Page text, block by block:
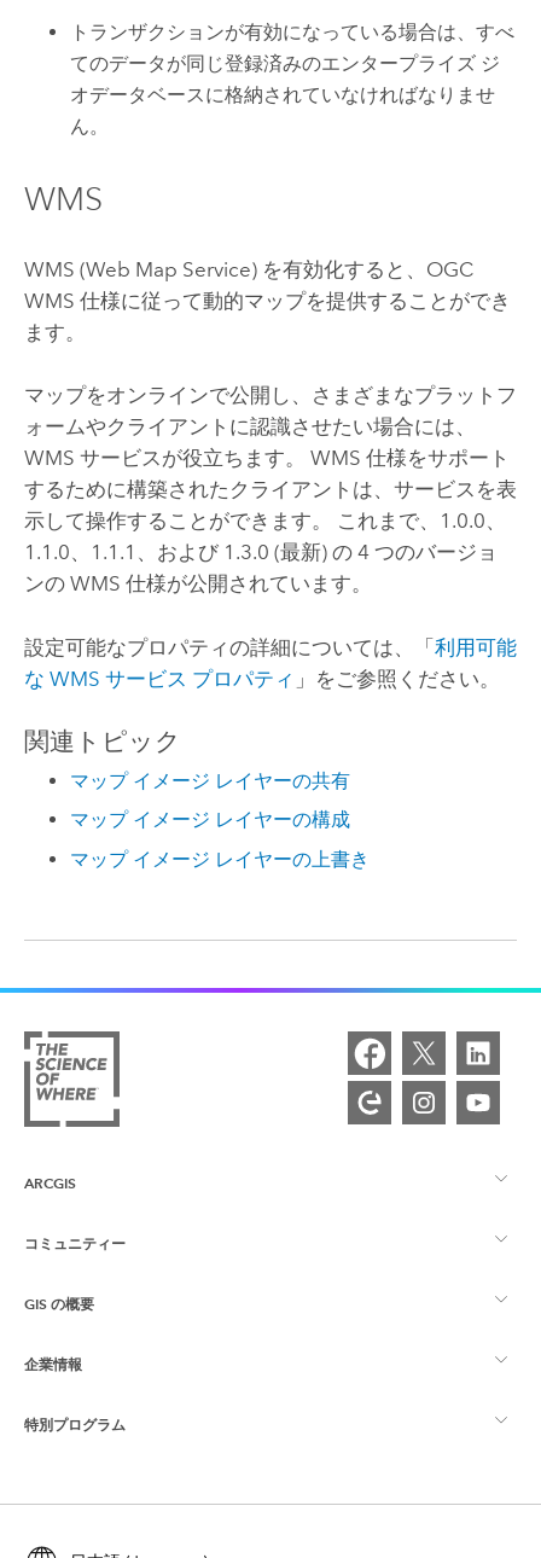
トランザクションが有効になっている場合は、すべ
てのデータが同じ登録済みのエンタープライズ ジ
オデータベースに格納されていなければなりませ
ん。
WMS
WMS (Web Map Service) を有効化すると、OGC
WMS 仕様に従って動的マップを提供することができ
ます。
マップをオンラインで公開し、さまざまなプラットフ
ォームやクライアントに認識させたい場合には、
WMS サービスが役立ちます。 WMS 仕様をサポート
するために構築されたクライアントは、サービスを表
示して操作することができます。 これまで、1.0.0、
1.1.0、1.1.1、および 1.3.0 (最新) の 4 つのバージョ
ンの WMS 仕様が公開されています。
設定可能なプロパティの詳細については、「利用可能
な WMS サービス プロパティ 」をご参照ください。
関連トピック
マップ イメージ レイヤーの共有
マップ イメージ レイヤーの構成
マップ イメージ レイヤーの上書き
ARCGIS
ArcGIS の概要
マッピング
コミュニティー
Esri Community
ArcGIS ブログ
GIS の概要
GIS とは
ロケーション インテリジェンス
トレーニング
企業情報
Esri について
特別プログラム